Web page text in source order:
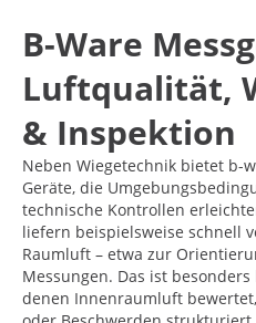
B-Ware
Luftqualität,
& Inspektion
Neben Wiegetechnik bietet b-
Geräte, die
technische Kontrollen
liefern beispielsweise schnell
Raumluft – etwa zur
Messungen. Das ist
denen Innenraumluft